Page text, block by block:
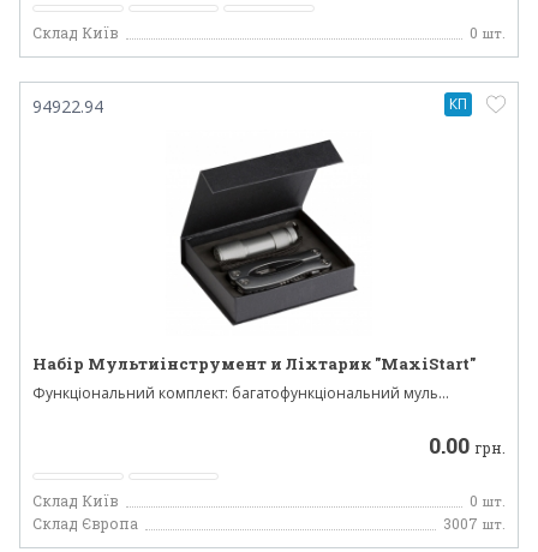
Склад Київ 0 шт.
94922.94
Набір Мультиінструмент и Ліхтарик "MaxiStart"
Функціональний комплект: багатофункціональний муль...
0.00 грн.
Склад Київ 0 шт.
Склад Європа 3007 шт.
КП